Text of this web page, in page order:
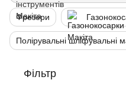
Фрезери
Полірувальні шліфувальні
Фільтр